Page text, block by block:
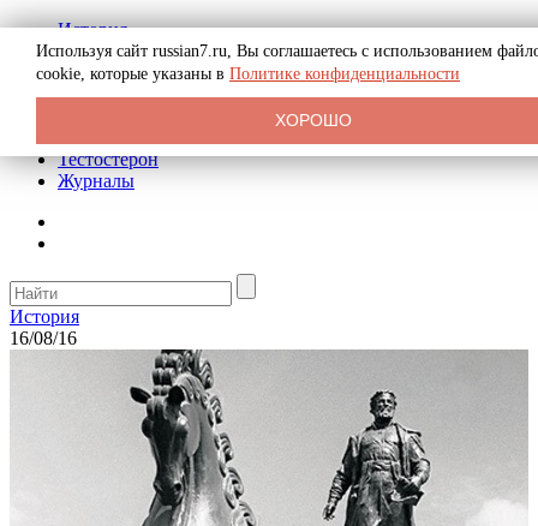
История
Биография
Криминал
Реклама на сайте
Тестостерон
Журналы
История
16/08/16
Используя сайт russian7.ru, Вы соглашаетесь с использованием
cookie, которые указаны в Политике конфиденциальности
ХОРОШО